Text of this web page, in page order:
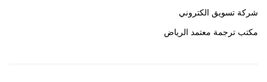
شركة تسويق الكتروني
مكتب ترجمة معتمد الرياض